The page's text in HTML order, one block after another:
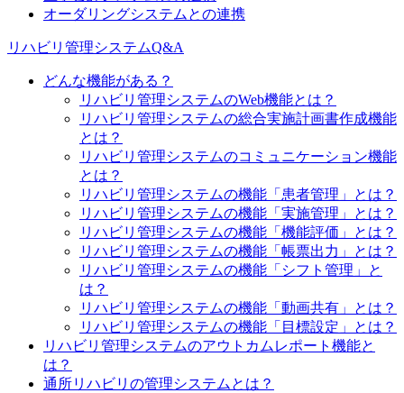
オーダリングシステムとの連携
リハビリ管理システムQ&A
どんな機能がある？
リハビリ管理システムのWeb機能とは？
リハビリ管理システムの総合実施計画書作成機能
とは？
リハビリ管理システムのコミュニケーション機能
とは？
リハビリ管理システムの機能「患者管理」とは？
リハビリ管理システムの機能「実施管理」とは？
リハビリ管理システムの機能「機能評価」とは？
リハビリ管理システムの機能「帳票出力」とは？
リハビリ管理システムの機能「シフト管理」と
は？
リハビリ管理システムの機能「動画共有」とは？
リハビリ管理システムの機能「目標設定」とは？
リハビリ管理システムのアウトカムレポート機能と
は？
通所リハビリの管理システムとは？